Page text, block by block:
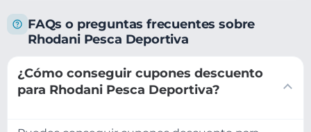
FAQs o preguntas frecuentes sobre
Rhodani Pesca Deportiva
¿Cómo conseguir cupones descuento
para Rhodani Pesca Deportiva?